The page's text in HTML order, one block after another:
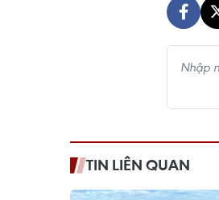
TIN LIÊN QUAN